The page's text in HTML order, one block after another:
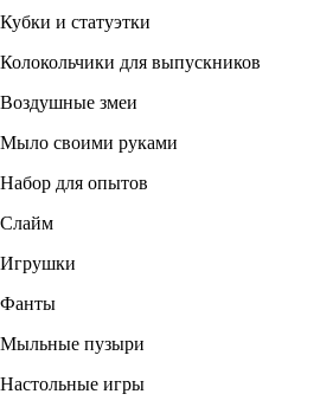
Кубки и статуэтки
Колокольчики для выпускников
Воздушные змеи
Мыло своими руками
Набор для опытов
Слайм
Игрушки
Фанты
Мыльные пузыри
Настольные игры